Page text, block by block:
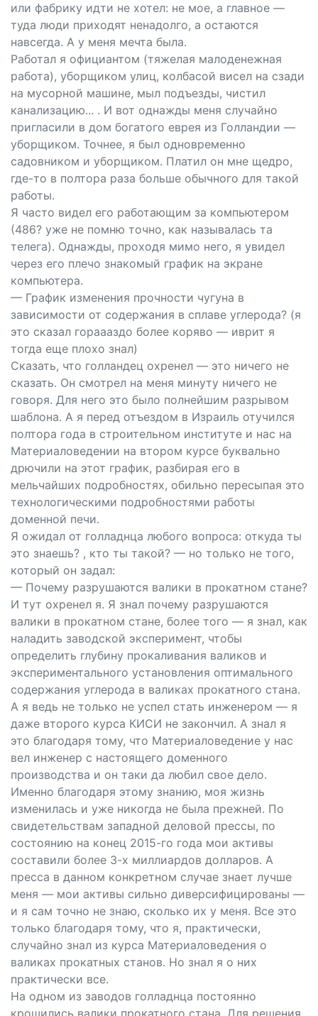
или фабрику идти не хотел: не мое, а главное —
туда люди приходят ненадолго, а остаются
навсегда. А у меня мечта была.
Работал я официантом (тяжелая малоденежная
работа), уборщиком улиц, колбасой висел на сзади
на мусорной машине, мыл подъезды, чистил
канализацию... . И вот однажды меня случайно
пригласили в дом богатого еврея из Голландии —
уборщиком. Точнее, я был одновременно
садовником и уборщиком. Платил он мне щедро,
где-то в полтора раза больше обычного для такой
работы.
Я часто видел его работающим за компьютером
(486? уже не помню точно, как называлась та
телега). Однажды, проходя мимо него, я увидел
через его плечо знакомый график на экране
компьютера.
— График изменения прочности чугуна в
зависимости от содержания в сплаве углерода? (я
это сказал гораааздо более коряво — иврит я
тогда еще плохо знал)
Сказать, что голландец охренел — это ничего не
сказать. Он смотрел на меня минуту ничего не
говоря. Для него это было полнейшим разрывом
шаблона. А я перед отъездом в Израиль отучился
полтора года в строительном институте и нас на
Материаловедении на втором курсе буквально
дрючили на этот график, разбирая его в
мельчайших подробностях, обильно пересыпая это
технологическими подробностями работы
доменной печи.
Я ожидал от голладнца любого вопроса: откуда ты
это знаешь? , кто ты такой? — но только не того,
который он задал:
— Почему разрушаются валики в прокатном стане?
И тут охренел я. Я знал почему разрушаются
валики в прокатном стане, более того — я знал, как
наладить заводской эксперимент, чтобы
определить глубину прокаливания валиков и
экспериментального установления оптимального
содержания углерода в валиках прокатного стана.
А я ведь не только не успел стать инженером — я
даже второго курса КИСИ не закончил. А знал я
это благодаря тому, что Материаловедение у нас
вел инженер с настоящего доменного
производства и он таки да любил свое дело.
Именно благодаря этому знанию, моя жизнь
изменилась и уже никогда не была прежней. По
свидетельствам западной деловой прессы, по
состоянию на конец 2015-го года мои активы
составили более 3-х миллиардов долларов. А
пресса в данном конкретном случае знает лучше
меня — мои активы сильно диверсифицированы —
и я сам точно не знаю, сколько их у меня. Все это
только благодаря тому, что я, практически,
случайно знал из курса Материаловедения о
валиках прокатных станов. Но знал я о них
практически все.
На одном из заводов голладнца постоянно
крошились валики прокатного стана. Для решения